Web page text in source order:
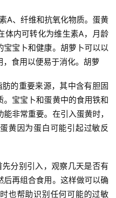
A、纤维和抗氧化物质。蛋黄
体内可转化为维生素A，月龄
宝卜和健康。胡萝卜可以以
食用以便易于消化。胡萝
的重要来源，其中含有胆固
宝宝卜和蛋黄中的食用铁和
非常重要。在引入蛋黄时，
黄因为蛋白可能引起过敏反
分别引入，观察几天是否有
再组合食用。这样做可以确
也帮助识别任何可能的过敏